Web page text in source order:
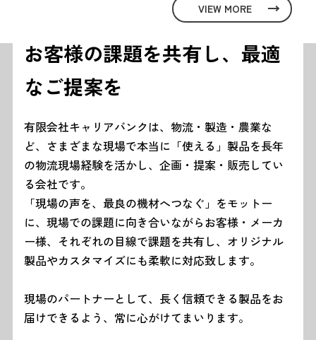
VIEW MORE
お客様の課題を共有し、最適
なご提案を
有限会社キャリアバンクは、物流・製造・農業な
ど、さまざまな現場で本当に「使える」製品を長年
の物流現場経験を活かし、企画・提案・販売してい
る会社です。
「現場の声を、最良の機材へつなぐ」をモットー
に、現場での課題に向き合いながらお客様・メーカ
ー様、それぞれの目線で課題を共有し、オリジナル
製品やカスタマイズにも柔軟に対応致します。
現場のパートナーとして、長く信頼できる製品をお
届けできるよう、常に心がけてまいります。